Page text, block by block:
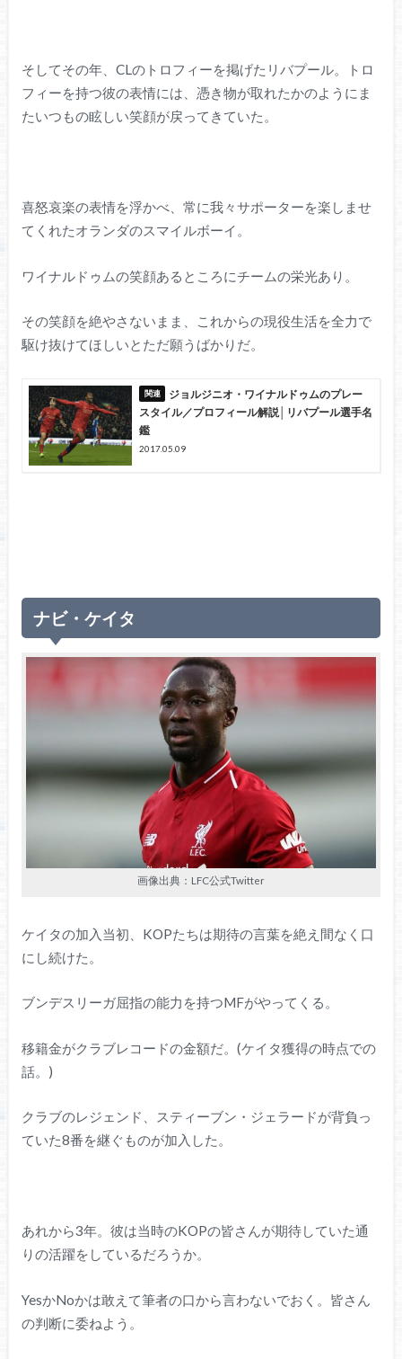
そしてその年、CLのトロフィーを掲げたリバプール。トロ
フィーを持つ彼の表情には、憑き物が取れたかのようにま
たいつもの眩しい笑顔が戻ってきていた。
喜怒哀楽の表情を浮かべ、常に我々サポーターを楽しませ
てくれたオランダのスマイルボーイ。
ワイナルドゥムの笑顔あるところにチームの栄光あり。
その笑顔を絶やさないまま、これからの現役生活を全力で
駆け抜けてほしいとただ願うばかりだ。
ジョルジニオ・ワイナルドゥムのプレー
スタイル／プロフィール解説│リバプール選手名
鑑
2017.05.09
ナビ・ケイタ
画像出典：LFC公式Twitter
ケイタの加入当初、KOPたちは期待の言葉を絶え間なく口
にし続けた。
ブンデスリーガ屈指の能力を持つMFがやってくる。
移籍金がクラブレコードの金額だ。(ケイタ獲得の時点での
話。)
クラブのレジェンド、スティーブン・ジェラードが背負っ
ていた8番を継ぐものが加入した。
あれから3年。彼は当時のKOPの皆さんが期待していた通
りの活躍をしているだろうか。
YesかNoかは敢えて筆者の口から言わないでおく。皆さん
の判断に委ねよう。